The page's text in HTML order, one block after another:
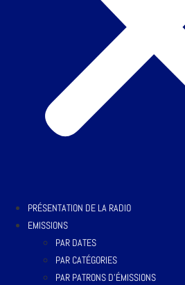
PRÉSENTATION DE LA RADIO
EMISSIONS
PAR DATES
PAR CATÉGORIES
PAR PATRONS D’ÉMISSIONS